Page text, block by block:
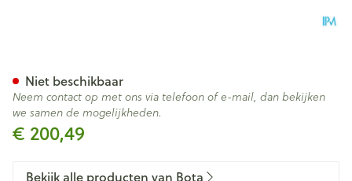
€ 200,49
Niet beschikbaar
Neem contact op met ons via telefoon of e-mail, dan bekijken
we samen de mogelijkheden.
Bekijk alle producten van Bota